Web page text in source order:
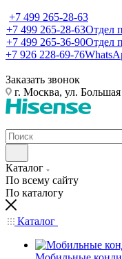
+7 499 265-28-63
+7 499 265-28-63Отдел
+7 499 265-36-90Отдел
+7 926 228-69-76
Заказать звонок
г. Москва, ул.
Каталог
По всему сайту
По каталогу
Каталог